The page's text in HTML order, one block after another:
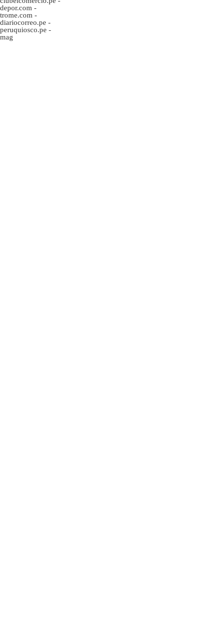
depor.com -
trome.com -
diariocorreo.pe -
peruquiosco.pe -
mag